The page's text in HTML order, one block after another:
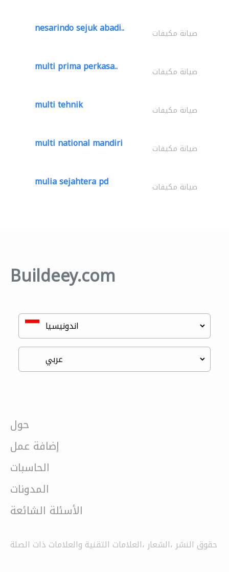
nesarindo sejuk abadi.. صيانة مكيفات
multi prima perkasa.. صيانة مكيفات
multi tehnik صيانة مكيفات
multi national mandiri صيانة مكيفات
mulia sejahtera pd صيانة مكيفات
Buildeey.com
حول
إضافة عمل
الحاسبات
المدونات
الأسئلة الشائعة
حقوق النشر ،الشعار ،العلامات التقنية والعلامات ذات الصلة